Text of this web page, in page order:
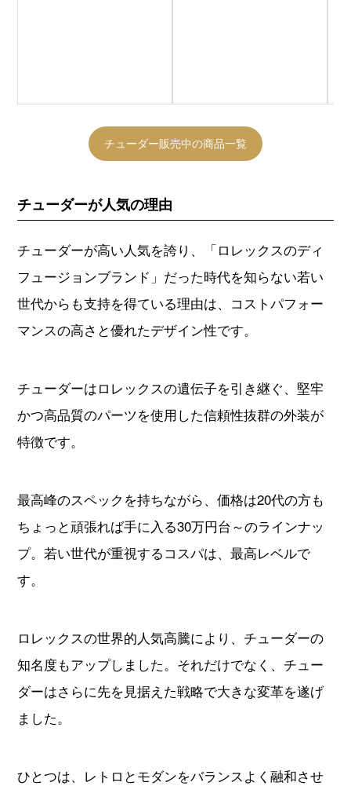
チューダー販売中の商品一覧
チューダーが人気の理由
チューダーが高い人気を誇り、「ロレックスのディ
フュージョンブランド」だった時代を知らない若い
世代からも支持を得ている理由は、コストパフォー
マンスの高さと優れたデザイン性です。
チューダーはロレックスの遺伝子を引き継ぐ、堅牢
かつ高品質のパーツを使用した信頼性抜群の外装が
特徴です。
最高峰のスペックを持ちながら、価格は20代の方も
ちょっと頑張れば手に入る30万円台～のラインナッ
プ。若い世代が重視するコスパは、最高レベルで
す。
ロレックスの世界的人気高騰により、チューダーの
知名度もアップしました。それだけでなく、チュー
ダーはさらに先を見据えた戦略で大きな変革を遂げ
ました。
ひとつは、レトロとモダンをバランスよく融和させ